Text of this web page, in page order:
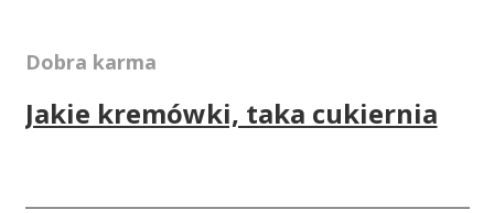
Dobra karma
Jakie kremówki, taka cukiernia